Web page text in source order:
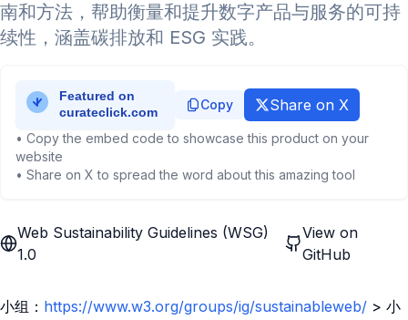
南和方法，帮助衡量和提升数字产品与服务的可持
续性，涵盖碳排放和 ESG 实践。
Copy Share on X
• Copy the embed code to showcase this product on your
website
• Share on X to spread the word about this amazing tool
Web Sustainability Guidelines (WSG)
1.0
View on
GitHub
小组： https://www.w3.org/groups/ig/sustainableweb/ > 小